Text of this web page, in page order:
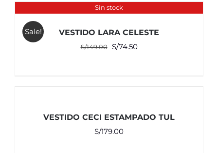
S/149.00.
Sin stock
Sale! VESTIDO LARA CELESTE
S/149.00
El
S/74.50El
VESTIDO CECI ESTAMPADO TUL
S/179.00